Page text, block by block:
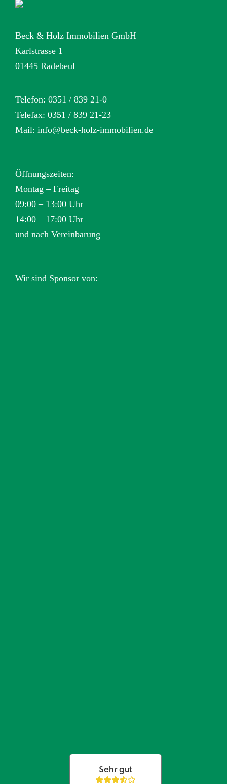
Beck & Holz Immobilien GmbH
Karlstrasse 1
01445 Radebeul
Telefon: 0351 / 839 21-0
Telefax: 0351 / 839 21-23
Mail: info@beck-holz-immobilien.de
Öffnungszeiten:
Montag – Freitag
09:00 – 13:00 Uhr
14:00 – 17:00 Uhr
und nach Vereinbarung
Wir sind Sponsor von: